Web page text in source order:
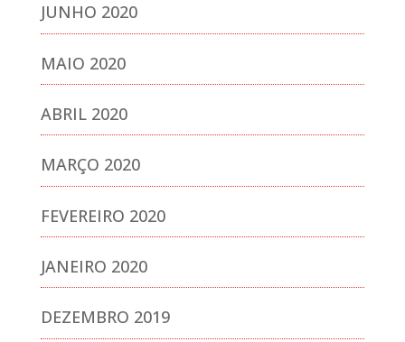
JUNHO 2020
MAIO 2020
ABRIL 2020
MARÇO 2020
FEVEREIRO 2020
JANEIRO 2020
DEZEMBRO 2019